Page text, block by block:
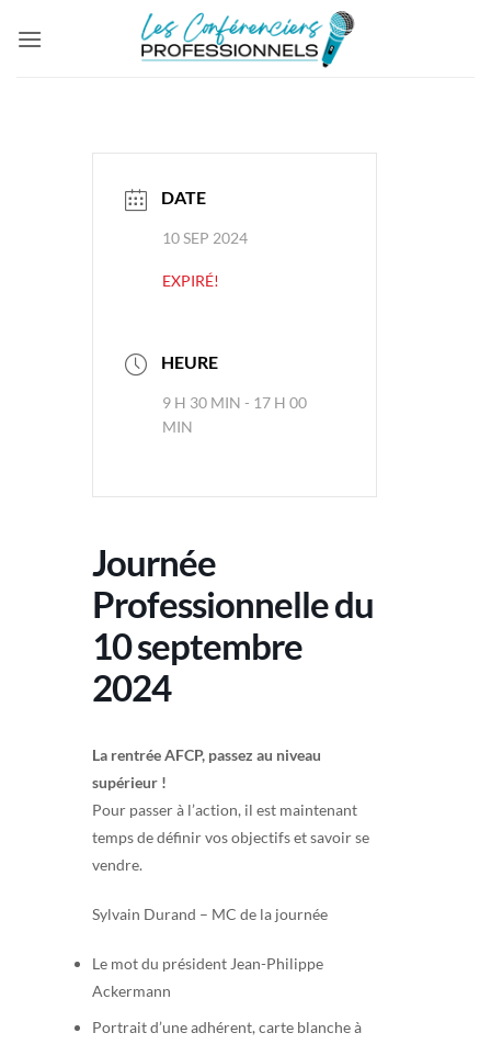
DATE
10 SEP 2024
EXPIRÉ!
HEURE
9 H 30 MIN - 17 H 00
MIN
Journée
Professionnelle du
10 septembre
2024
La rentrée AFCP, passez au niveau
supérieur !
Pour passer à l’action, il est maintenant
temps de définir vos objectifs et savoir se
vendre.
Sylvain Durand – MC de la journée
Le mot du président Jean-Philippe
Ackermann
Portrait d’une adhérent, carte blanche à